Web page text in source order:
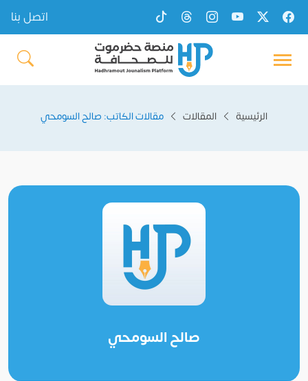
اتصل بنا
الرئيسية المقالات مقالات الكاتب: صالح السومحي
صالح السومحي